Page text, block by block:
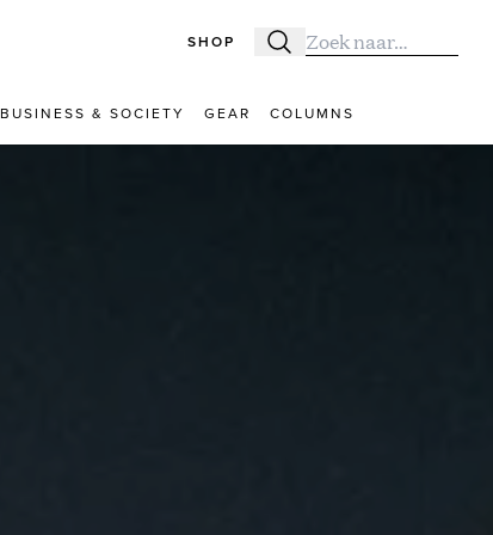
SHOP Zoeken
Zoek naar:
BUSINESS & SOCIETY GEAR COLUMNS